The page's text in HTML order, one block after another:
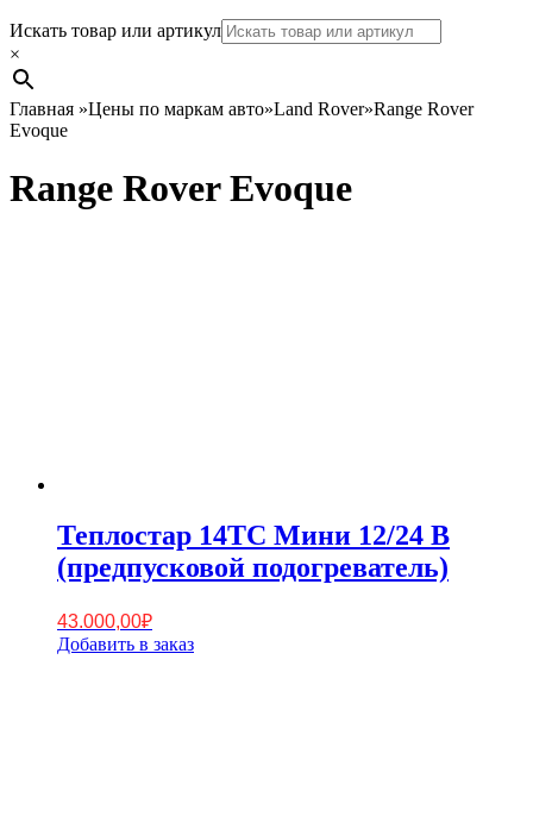
Search
Искать товар или артикул
×
Главная »Цены по маркам авто»Land Rover»Range Rover
Evoque
Range Rover Evoque
Теплостар 14TC Мини 12/24 В
(предпусковой подогреватель)
43.000,00₽
Добавить в заказ